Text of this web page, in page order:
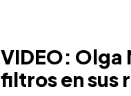
VIDEO: Olga
filtros en sus